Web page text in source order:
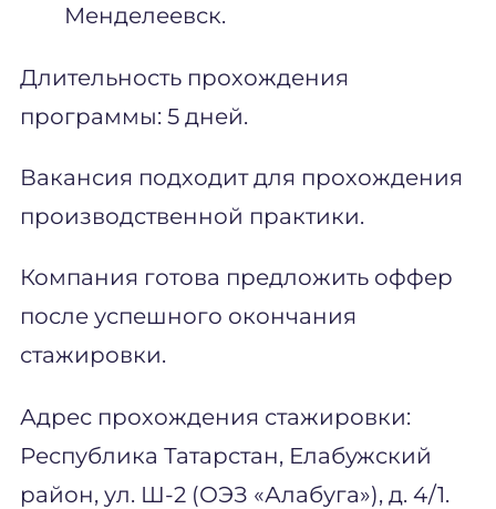
Менделеевск.
Длительность прохождения
программы: 5 дней.
Вакансия подходит для прохождения
производственной практики.
Компания готова предложить оффер
после успешного окончания
стажировки.
Адрес прохождения стажировки:
Республика Татарстан, Елабужский
район, ул. Ш-2 (ОЭЗ «Алабуга»), д. 4/1.